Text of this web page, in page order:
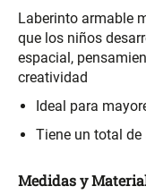
Laberinto armable
que los niños
espacial,
creatividad
Ideal para
Tiene un total de
Medidas y
Set Sábanas Algodón
Hilos
Canasto Ropa Bambú
con Forro